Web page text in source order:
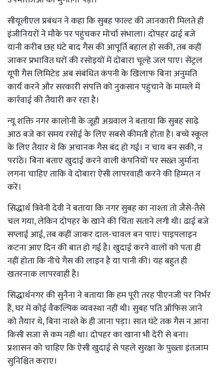
सीयूलीएल प्रबंधन ने कहा कि सुबह फाल्ट की जानकारी मिलते ही
इंजीनियरों ने मौके पर पहुंचकर मोर्चा संभाला। दोपहर ढाई बजे
यानी करीब छह घंटे बाद गैस की आपूर्ति बहाल हो सकी, तब कहीं
जाकर प्रभावित घरों की रसोइयों में दोबारा चूल्हे जल पाए। सेंट्रल
यूपी गैस लिमिटेड अब संबंधित कंपनी के खिलाफ बिना अनुमति
कार्य करने और सरकारी संपत्ति को नुकसान पहुंचाने के मामले में
कार्रवाई की तैयारी कर रहा है।
न्यू शक्ति नगर कालोनी के जूही अग्रवाल ने बताया कि सुबह साढ़े
आठ बजे का समय रसोई के लिए सबसे कीमती होता है। बच्चे स्कूल
के लिए तैयार थे कि अचानक गैस बंद हो गई। न चाय बन सकी, न
परांठे। बिना बताए खुदाई करने वाली कंपनियों पर सख्त जुर्माना
लगना चाहिए ताकि वे दोबारा ऐसी लापरवाही करने की हिम्मत न
करें।
सिद्धार्थ त्रिवेनी देवी ने बताया कि नगर सुबह का नाश्ता तो जैसे-तैसे
चल गया, लेकिन दोपहर के खाने की चिंता सताने लगी थी। ढाई बजे
सप्लाई आई, तब कहीं जाकर दाल-चावल बन पाए। पाइपलाइन
कटना आए दिन की बात हो गई है। खुदाई करने वालों को पता ही
नहीं होता कि नीचे गैस की लाइन है या पानी की। यह बहुत ही
खतरनाक लापरवाही है।
सिद्धार्थनगर की सुनैना ने बताया कि हम पूरी तरह पीएनजी पर निर्भर
हैं, घर में कोई वैकल्पिक व्यवस्था नहीं थी। सुबह पति ऑफिस जाने
को तैयार थे, बिना नाश्ते के ही जाना पड़ा। सात घंटे तक गैस न आना
किसी सजा से कम नहीं था। दोपहर का खाना भी देरी से बना।
प्रशासन को चाहिए कि ऐसी खुदाई से पहले सुरक्षा के पुख्ता इंतजाम
सुनिश्चित कराए।